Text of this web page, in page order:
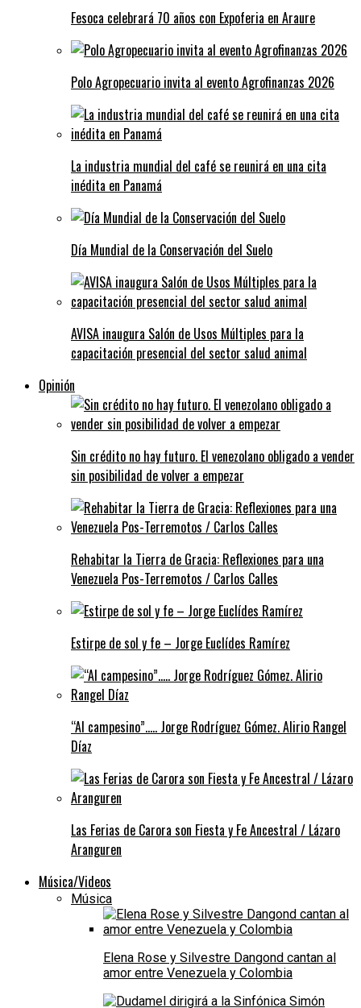
Fesoca celebrará 70 años con Expoferia en Araure
Polo Agropecuario invita al evento Agrofinanzas 2026
La industria mundial del café se reunirá en una cita
inédita en Panamá
Día Mundial de la Conservación del Suelo
AVISA inaugura Salón de Usos Múltiples para la
capacitación presencial del sector salud animal
Opinión
Sin crédito no hay futuro. El venezolano obligado a vender
sin posibilidad de volver a empezar
Rehabitar la Tierra de Gracia: Reflexiones para una
Venezuela Pos-Terremotos / Carlos Calles
Estirpe de sol y fe – Jorge Euclídes Ramírez
“Al campesino”….. Jorge Rodríguez Gómez. Alirio Rangel
Díaz
Las Ferias de Carora son Fiesta y Fe Ancestral / Lázaro
Aranguren
Música/Videos
Música
Elena Rose y Silvestre Dangond cantan al
amor entre Venezuela y Colombia